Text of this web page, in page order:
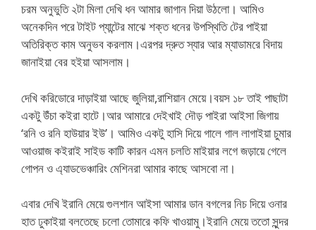
চরম অনুভুতি ২টা মিলা দেখি ধন আমার জাগান দিয়া উঠলো। আমিও
অনেকদিন পরে টাইট প্যান্টের মাঝে শক্ত ধনের উপস্থিতি টের পাইয়া
অতিরিক্ত কাম অনুভব করলাম।এরপর দ্রুত স্যার আর ম্যাডামরে বিদায়
জানাইয়া বের হইয়া আসলাম।
দেখি করিডোরে দাড়াইয়া আছে জুলিয়া,রাশিয়ান মেয়ে।বয়স ১৮ তাই পাছাটা
একটু উঁচা কইরা হাটে।আর আমারে দেইখাই দৌড় পাইরা আইসা জিগায়
‘রনি ও রনি হাউয়ার ইউ’। আমিও একটু হাসি দিয়ে গালে গাল লাগাইয়া চুমার
আওয়াজ কইরাই সাইড কাটি কারন এমন চলতি মাইয়ার লগে জড়ায়ে গেলে
গোপন ও এ্যাডভেঞ্চারিং মেশিনরা আমার কাছে আসবো না।
এবার দেখি ইরানি মেয়ে গুলশান আইসা আমার ডান বগলের নিচ দিয়ে ওনার
হাত ঢুকাইয়া বলতেছে চলো তোমারে কফি খাওয়ামু।ইরানি মেয়ে ততো সুন্দর